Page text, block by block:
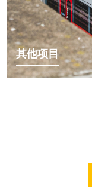
其他项目